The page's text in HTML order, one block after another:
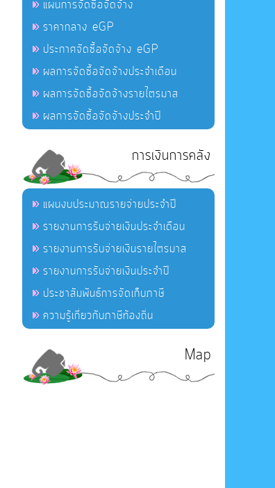
แผนการจัดซื้อจัดจ้าง
ราคากลาง eGP
ประกาศจัดซื้อจัดจ้าง eGP
ผลการจัดซื้อจัดจ้างประจำเดือน
ผลการจัดซื้อจัดจ้างรายไตรมาส
ผลการจัดซื้อจัดจ้างประจำปี
การเงินการคลัง
แผนงบประมาณรายจ่ายประจำปี
รายงานการรับจ่ายเงินประจำเดือน
รายงานการรับจ่ายเงินรายไตรมาส
รายงานการรับจ่ายเงินประจำปี
ประชาสัมพันธ์การจัดเก็บภาษี
ความรู้เกี่ยวกับภาษีท้องถิ่น
Map